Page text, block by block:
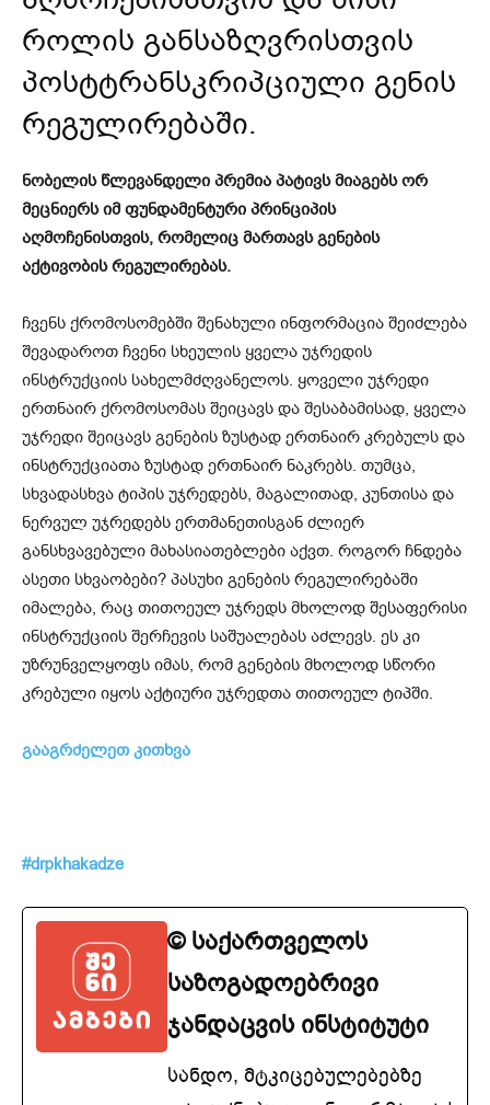
როლის განსაზღვრისთვის
პოსტტრანსკრიპციული გენის
რეგულირებაში.
ნობელის წლევანდელი პრემია პატივს მიაგებს ორ
მეცნიერს იმ ფუნდამენტური პრინციპის
აღმოჩენისთვის, რომელიც მართავს გენების
აქტივობის რეგულირებას.
ჩვენს ქრომოსომებში შენახული ინფორმაცია შეიძლება
შევადაროთ ჩვენი სხეულის ყველა უჯრედის
ინსტრუქციის სახელმძღვანელოს. ყოველი უჯრედი
ერთნაირ ქრომოსომას შეიცავს და შესაბამისად, ყველა
უჯრედი შეიცავს გენების ზუსტად ერთნაირ კრებულს და
ინსტრუქციათა ზუსტად ერთნაირ ნაკრებს. თუმცა,
სხვადასხვა ტიპის უჯრედებს, მაგალითად, კუნთისა და
ნერვულ უჯრედებს ერთმანეთისგან ძლიერ
განსხვავებული მახასიათებლები აქვთ. როგორ ჩნდება
ასეთი სხვაობები? პასუხი გენების რეგულირებაში
იმალება, რაც თითოეულ უჯრედს მხოლოდ შესაფერისი
ინსტრუქციის შერჩევის საშუალებას აძლევს. ეს კი
უზრუნველყოფს იმას, რომ გენების მხოლოდ სწორი
კრებული იყოს აქტიური უჯრედთა თითოეულ ტიპში.
გააგრძელეთ კითხვა
#drpkhakadze
© საქართველოს
საზოგადოებრივი
ჯანდაცვის ინსტიტუტი
სანდო, მტკიცებულებებზე